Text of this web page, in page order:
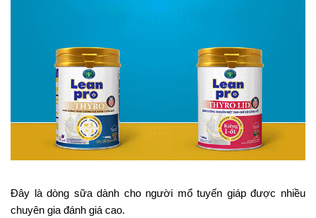
Đây là dòng sữa dành cho người mổ tuyến giáp được nhiều
chuyên gia đánh giá cao.